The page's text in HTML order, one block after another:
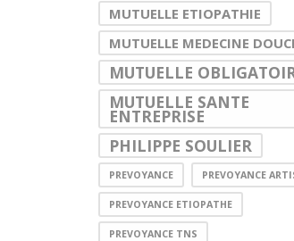
MUTUELLE ETIOPATHIE
MUTUELLE MEDECINE
MUTUELLE
MUTUELLE SANTE
ENTREPRISE
PHILIPPE SOULIER
PREVOYANCE PREVOYANCE
PREVOYANCE ETIOPATHE
PREVOYANCE TNS